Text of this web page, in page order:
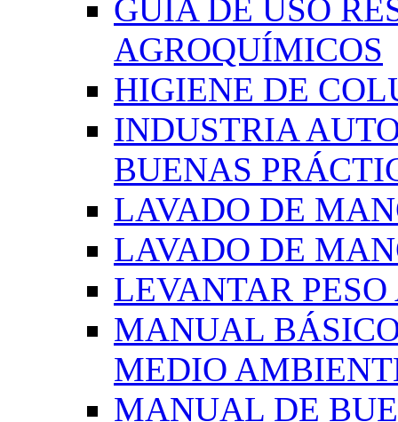
GUÍA DE USO
AGROQUÍMICOS
HIGIENE DE
INDUSTRIA
BUENAS
LAVADO DE
LAVADO DE
LEVANTAR
MANUAL
MEDIO
MANUAL DE